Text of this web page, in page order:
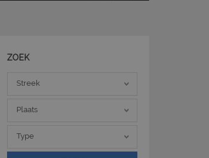
ZOEK
Streek
Streek
PlaatsPlaats
TypeType